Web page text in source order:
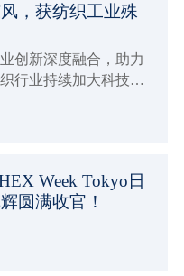
，获纺织工业殊
创新深度融合，助力
行业持续加大科技创
Week Tokyo日
圆满收官！